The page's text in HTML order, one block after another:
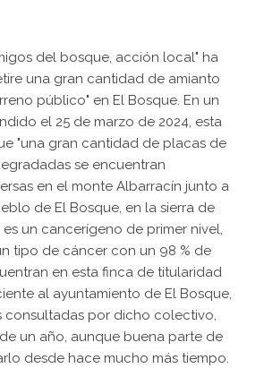
del bosque, acción local" ha
una gran cantidad de amianto
público" en El Bosque. En un
el 25 de marzo de 2024, esta
"una gran cantidad de placas de
se encuentran
en el monte Albarracín junto a
de El Bosque, en la sierra de
es un cancerígeno de primer nivel,
tipo de cáncer con un 98 % de
en esta finca de titularidad
al ayuntamiento de El Bosque,
consultadas por dicho colectivo,
un año, aunque buena parte de
desde hace mucho más tiempo.